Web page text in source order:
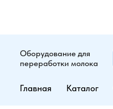
Оборудование для
переработки молока
Главная Каталог